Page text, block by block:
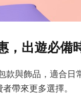
，出遊必備
款與飾品，適合
帶來更多選擇。